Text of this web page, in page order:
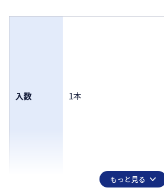
入数 1本
もっと見る